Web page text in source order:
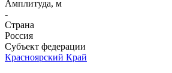
Амплитуда, м
-
Страна
Россия
Субъект федерации
Красноярский Край